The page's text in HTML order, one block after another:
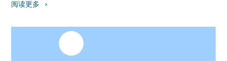
12V/90~120A； 3.0L 以上或柴油车：12V/130~180A（或
功率余量（如总负载 100A，选 120A 发电机）。 2. 关注品牌
与质量 优先原厂或主流品牌：博世、法雷奥、德尔福等，性
能稳定且适配性好； 避免低价杂牌：劣质产品可能出现电压
阅读更多